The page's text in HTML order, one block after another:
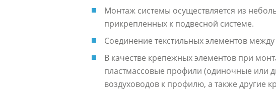
Монтаж системы осуществляется из
прикрепленных к подвесной системе.
Соединение текстильных элементов
В качестве крепежных элементов при
пластмассовые профили (одиночные или
воздуховодов к профилю, а также другие